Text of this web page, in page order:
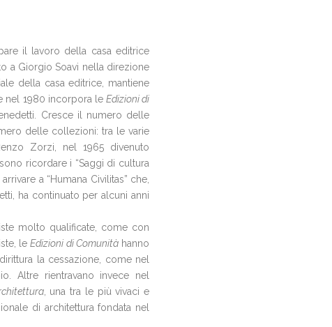
il lavoro della casa editrice
a Giorgio Soavi nella direzione
della casa editrice, mantiene
nel 1980 incorpora le Edizioni di
Cresce il numero delle
delle collezioni: tra le varie
Zorzi, nel 1965 divenuto
ricordare i “Saggi di cultura
a “Humana Civilitas” che,
ha continuato per alcuni anni
molto qualificate, come con
leEdizioni di Comunitàhanno
la cessazione, come nel
Altre rientravano invece nel
, una tra le più vivaci e
di architettura fondata nel